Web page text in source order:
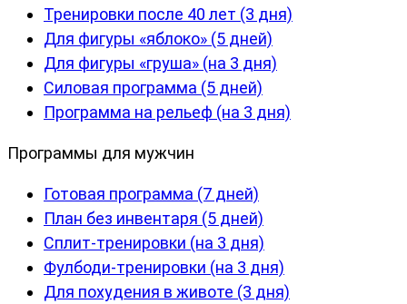
Тренировки после 40 лет (3 дня)
Для фигуры «яблоко» (5 дней)
Для фигуры «груша» (на 3 дня)
Силовая программа (5 дней)
Программа на рельеф (на 3 дня)
Программы для мужчин
Готовая программа (7 дней)
План без инвентаря (5 дней)
Сплит-тренировки (на 3 дня)
Фулбоди-тренировки (на 3 дня)
Для похудения в животе (3 дня)